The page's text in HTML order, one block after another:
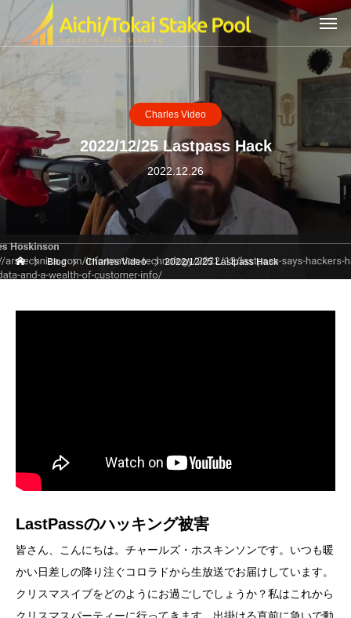
Charles Video
2022/12/25 Lastpass Hack
2022.12.26
Blog Charles Video 2022/12/25 Lastpass Hack
LastPassのハッキング被害
皆さん、こんにちは。チャールズ・ホスキンソンです。いつも暖
かい日差しの降り注ぐコロラドから生放送でお届けしています。
クリスマスイブをどのようにお過ごしでしょうか？私はこれから
クリスマスパーティーに行ってきます。出掛ける直前に急いで動